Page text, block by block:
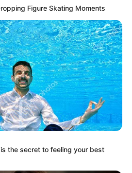
Figure Skating Moments
the secret to feeling your best